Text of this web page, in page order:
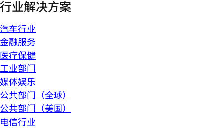
行业解决方案
汽车行业
金融服务
医疗保健
工业部门
媒体娱乐
公共部门（全球）
公共部门（美国）
电信行业